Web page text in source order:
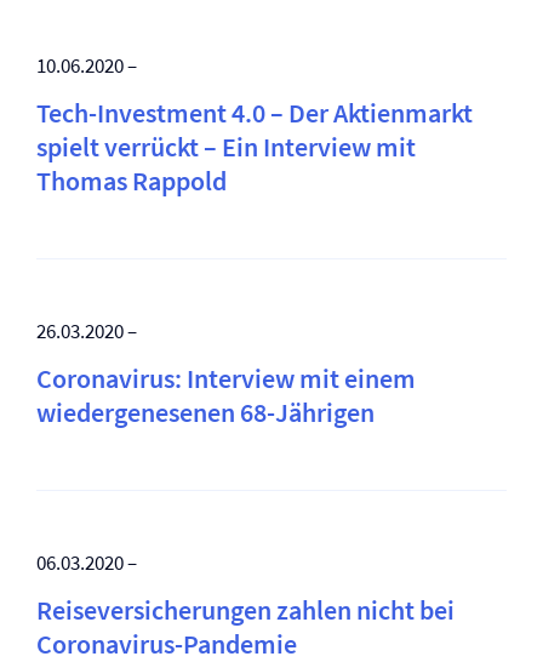
10.06.2020 –
Tech-Investment 4.0 – Der Aktienmarkt
spielt verrückt – Ein Interview mit
Thomas Rappold
26.03.2020 –
Coronavirus: Interview mit einem
wiedergenesenen 68-Jährigen
06.03.2020 –
Reise­versicherungen zahlen nicht bei
Coronavirus-Pandemie